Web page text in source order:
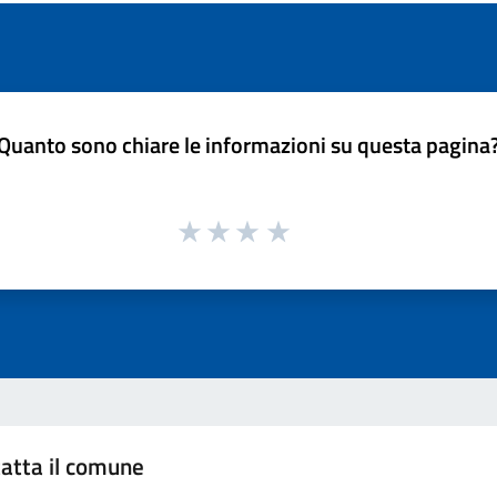
sono chiare le informazioni su questa
il comune